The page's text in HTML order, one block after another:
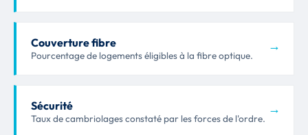
Couverture fibre
Pourcentage de logements éligibles à la fibre optique.
→
Sécurité
Taux de cambriolages constaté par les forces de l'ordre.
→